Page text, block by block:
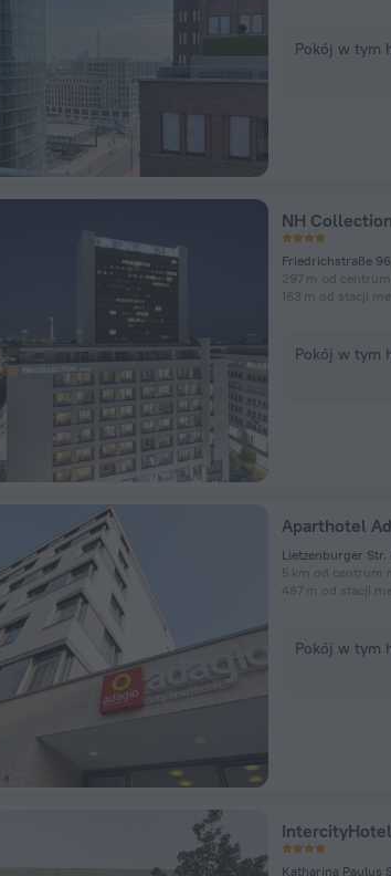
Pokój w tym
NH
Friedrichstraße
297 m od
163 m od stacji
Pokój w tym
Aparthotel
Lietzenburger Str.
5 km od centrum
487 m od stacji
Pokój w tym
Katharina Paulus